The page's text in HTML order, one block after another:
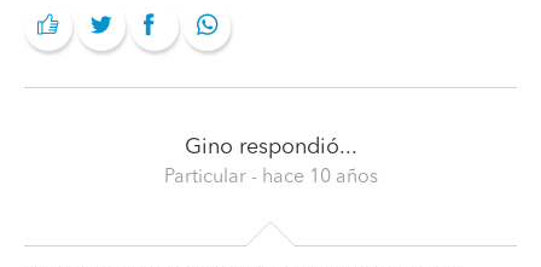
Gino respondió...
Particular - hace 10 años